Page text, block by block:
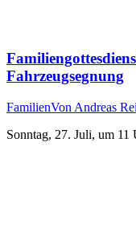
Fahrzeugsegnung
FamilienVon Andreas
Sonntag, 27. Juli, um